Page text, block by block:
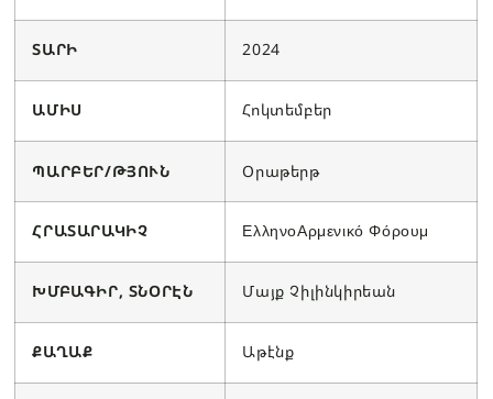
ՏԱՐԻ 2024
ԱՄԻՍ Հոկտեմբեր
ՊԱՐԲԵՐ/ԹՅՈՒՆ Օրաթերթ
ՀՐԱՏԱՐԱԿԻՉ ΕλληνοΑρμενικό Φόρουμ
ԽՄԲԱԳԻՐ, ՏՆՕՐԷՆ Մայք Չիլինկիրեան
ՔԱՂԱՔ Աթէնք